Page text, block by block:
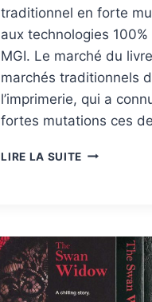
traditionnel en forte
aux technologies
MGI. Le marché du
marchés traditionnels
l’imprimerie, qui a
fortes mutations ces
LIRE LA SUITE MARCHÉS: